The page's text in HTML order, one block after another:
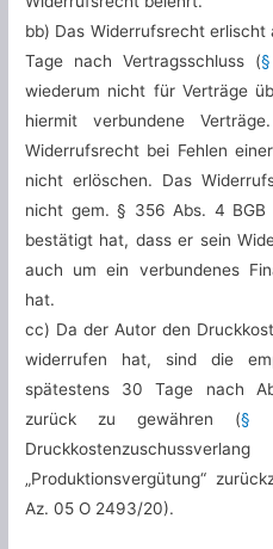
bb) Das Widerrufsrecht erlischt
Tage nach Vertragsschluss (
wiederum nicht für Verträge
hiermit verbundene
Widerrufsrecht bei Fehlen
nicht erlöschen. Das
nicht gem. § 356 Abs. 4
bestätigt hat, dass er sein
auch um ein verbundenes
hat.
cc) Da der Autor den
widerrufen hat, sind die
spätestens 30 Tage nach
zurück zu gewähren (§
„Produktionsvergütung“
Az. 05 O 2493/20).